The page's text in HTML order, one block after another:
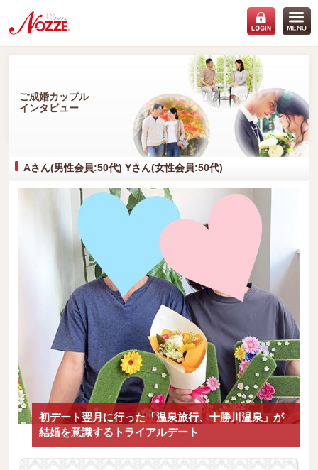
ご成婚カップル
インタビュー
Aさん(男性会員:50代) Yさん(女性会員:50代)
初デート翌月に行った「温泉旅行、十勝川温泉」が
結婚を意識するトライアルデート